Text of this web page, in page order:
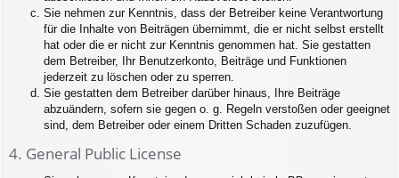
Sie nehmen zur Kenntnis, dass der Betreiber keine Verantwortung
für die Inhalte von Beiträgen übernimmt, die er nicht selbst erstellt
hat oder die er nicht zur Kenntnis genommen hat. Sie gestatten
dem Betreiber, Ihr Benutzerkonto, Beiträge und Funktionen
jederzeit zu löschen oder zu sperren.
Sie gestatten dem Betreiber darüber hinaus, Ihre Beiträge
abzuändern, sofern sie gegen o. g. Regeln verstoßen oder geeignet
sind, dem Betreiber oder einem Dritten Schaden zuzufügen.
4. General Public License